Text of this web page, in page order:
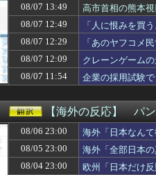
ガルシア、たった2試合でOPS
【消費減税閣議決定】「反対
【脱衣麻雀】『スーパーリアル
【文科省】女性研究者支援に
【韓国】韓国の行きたい大学【
【朗報】プチプチで有名な川
【ラブライブ！】医者「ラブ
【朗報】韓国人「日本のサッカ
【閲覧注意】メキシコの街中
【悲報】吉岡里帆さん、アド
【動画】ガチ勢同士のボンバ
【画像】清宮レイ(23)さん、あ
【高校野球】「暴力を防げな
08/07 13:49
高市首相の熊本
08/07 12:49
「人に恨みを買
けるも……
08/07 12:29
「あのヤフコメ
08/07 12:09
クレーンゲーム
08/07 11:54
企業の採用試験
【海外の反応】 パ
08/06 23:00
海外「日本なん
08/05 23:00
海外「全部日本
08/04 23:00
欧州「日本だけ